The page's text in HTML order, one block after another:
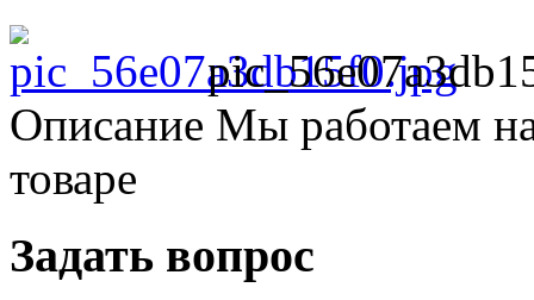
Описание Мы работаем
товаре
Задать вопрос